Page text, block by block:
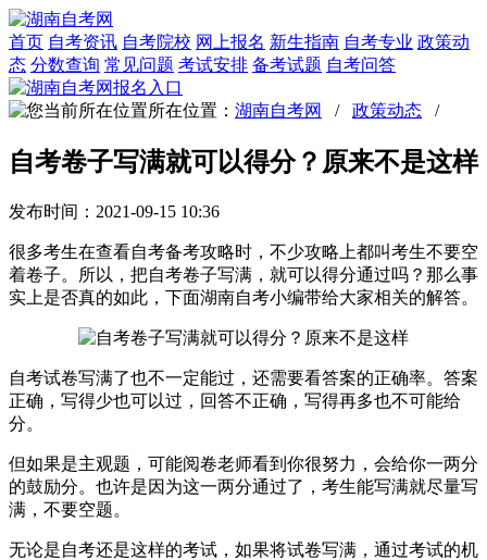
首页 自考资讯 自考院校 网上报名 新生指南 自考专业 政策动
态 分数查询 常见问题 考试安排 备考试题 自考问答
所在位置： 湖南自考网 / 政策动态 /
自考卷子写满就可以得分？原来不是这样
发布时间：2021-09-15 10:36
很多考生在查看自考备考攻略时，不少攻略上都叫考生不要空
着卷子。所以，把自考卷子写满，就可以得分通过吗？那么事
实上是否真的如此，下面湖南自考小编带给大家相关的解答。
自考试卷写满了也不一定能过，还需要看答案的正确率。答案
正确，写得少也可以过，回答不正确，写得再多也不可能给
分。
但如果是主观题，可能阅卷老师看到你很努力，会给你一两分
的鼓励分。也许是因为这一两分通过了，考生能写满就尽量写
满，不要空题。
无论是自考还是这样的考试，如果将试卷写满，通过考试的机